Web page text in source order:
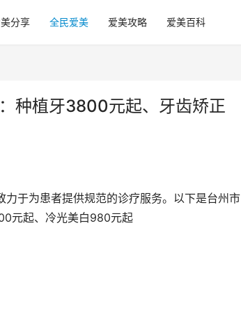
分享 全民爱美 爱美攻略 爱美百科
种植牙3800元起、牙齿矫正
于为患者提供规范的诊疗服务。以下是台州市
元起、冷光美白980元起